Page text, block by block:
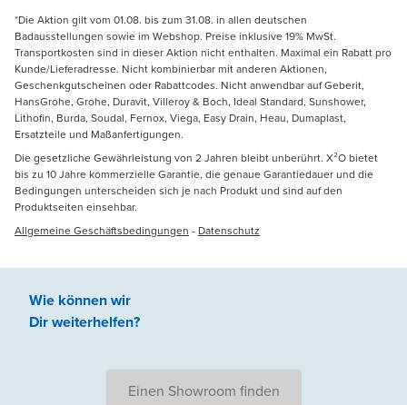
*Die Aktion gilt vom 01.08. bis zum 31.08. in allen deutschen
Badausstellungen sowie im Webshop. Preise inklusive 19% MwSt.
Transportkosten sind in dieser Aktion nicht enthalten. Maximal ein Rabatt pro
Kunde/Lieferadresse. Nicht kombinierbar mit anderen Aktionen,
Geschenkgutscheinen oder Rabattcodes. Nicht anwendbar auf Geberit,
HansGrohe, Grohe, Duravit, Villeroy & Boch, Ideal Standard, Sunshower,
Lithofin, Burda, Soudal, Fernox, Viega, Easy Drain, Heau, Dumaplast,
Ersatzteile und Maßanfertigungen.
Die gesetzliche Gewährleistung von 2 Jahren bleibt unberührt. X²O bietet
bis zu 10 Jahre kommerzielle Garantie, die genaue Garantiedauer und die
Bedingungen unterscheiden sich je nach Produkt und sind auf den
Produktseiten einsehbar.
Allgemeine Geschäftsbedingungen - Datenschutz
Wie können wir
Dir weiterhelfen?
Einen Showroom finden